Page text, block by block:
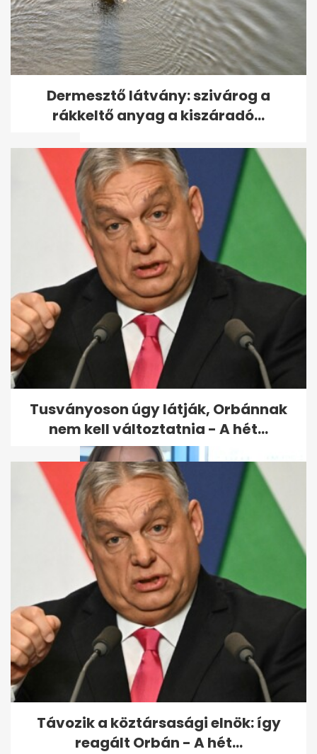
Zacher Gábor Varga
sérüléséről: "Óriásit hibázott
az orvosi...
Lilu a kata-törvényről: "Akkor
mi a francnak ide Európa...
G.w.M. feleségének a nukleáris
fegyverkezés a szakterülete,
a...
Dermesztő látvány: szivárog a
rákkeltő anyag a kiszáradó...
Tusványoson úgy látják, Orbánnak
nem kell változtatnia - A hét...
Távozik a köztársasági elnök: így
reagált Orbán - A hét...